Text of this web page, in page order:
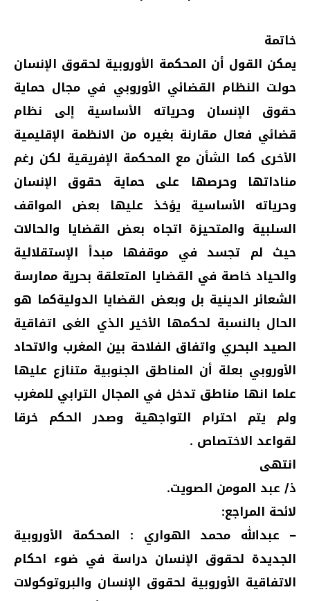
خاتمة
يمكن القول أن المحكمة الأوروبية لحقوق الإنسان
حولت النظام القضائي الأوروبي في مجال حماية
حقوق الإنسان وحرياته الأساسية إلى نظام
قضائي فعال مقارنة بغيره من الانظمة الإقليمية
الأخرى كما الشأن مع المحكمة الإفريقية لكن رغم
مناداتها وحرصها على حماية حقوق الإنسان
وحرياته الأساسية يؤخذ عليها بعض المواقف
السلبية والمتحيزة اتجاه بعض القضايا والحالات
حيث لم تجسد في موقفها مبدأ الإستقلالية
والحياد خاصة في القضايا المتعلقة بحرية ممارسة
الشعائر الدينية بل وبعض القضايا الدوليةكما هو
الحال بالنسبة لحكمها الأخير الذي الغى اتفاقية
الصيد البحري واتفاق الفلاحة بين المغرب والاتحاد
الأوروبي بعلة أن المناطق الجنوبية متنازع عليها
علما انها مناطق تدخل في المجال الترابي للمغرب
ولم يتم احترام التواجهية وصدر الحكم خرقا
لقواعد الاختصاص .
انتهى
ذ/ عبد المومن الصويت.
لائحة المراجع:
– عبدالله محمد الهواري : المحكمة الأوروبية
الجديدة لحقوق الإنسان دراسة في ضوء احكام
الاتفاقية الأوروبية لحقوق الإنسان والبروتوكولات